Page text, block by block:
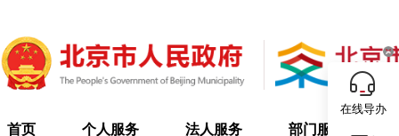
首页 个人服务 法人服务 部门服务
在线导办